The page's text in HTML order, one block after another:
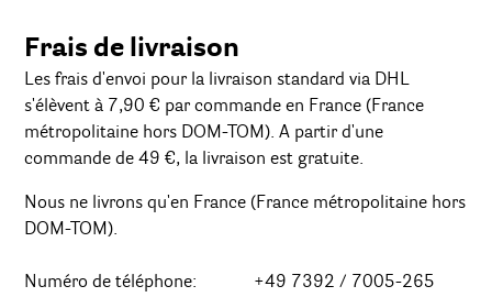
Frais de livraison
Les frais d'envoi pour la livraison standard via DHL
s'élèvent à 7,90 € par commande en France (France
métropolitaine hors DOM-TOM). A partir d'une
commande de 49 €, la livraison est gratuite.
Nous ne livrons qu'en France (France métropolitaine hors
DOM-TOM).
Numéro de téléphone: +49 7392 / 7005-265